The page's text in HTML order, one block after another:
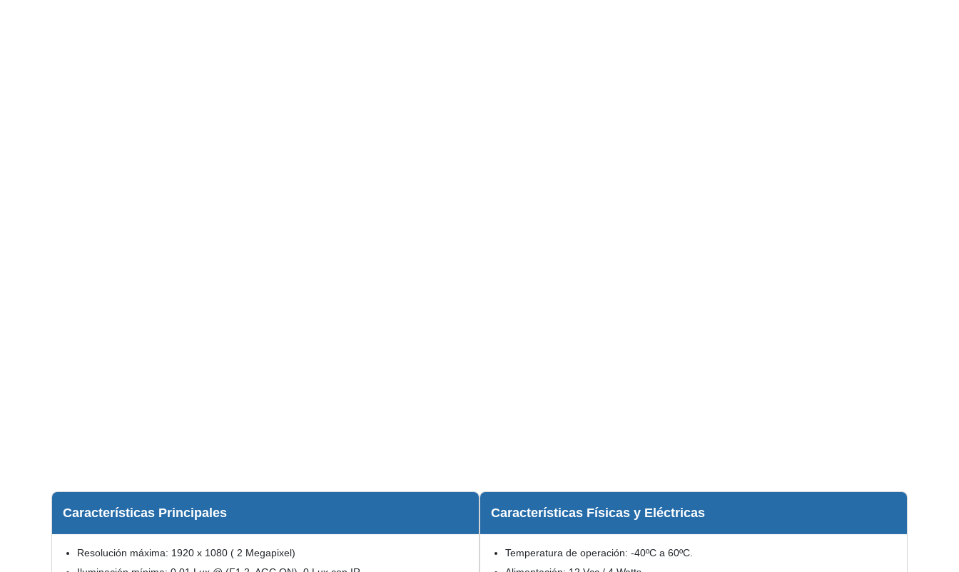
Características Principales
Resolución máxima: 1920 x 1080 ( 2 Megapixel)
Características Físicas y Eléctricas
Temperatura de operación: -40ºC a 60ºC.